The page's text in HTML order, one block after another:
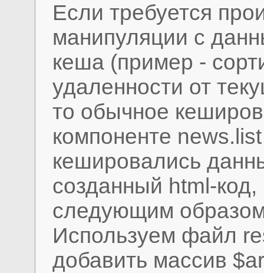
Если требуется
манипуляции с
кеша (пример -
удаленности от
то обычное
компоненте
кешировались
созданный html-
следующим
Используем файл
добавить массив